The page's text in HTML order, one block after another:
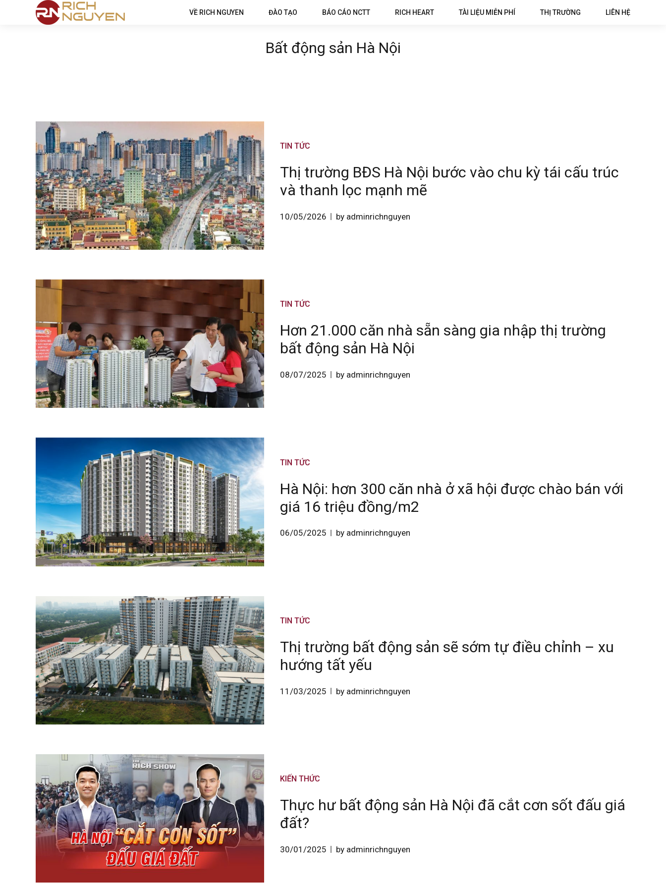
VỀ RICH NGUYEN ĐÀO TẠO BÁO CÁO NCTT RICH HEART TÀI LIỆU MIỄN PHÍ THỊ TRƯỜNG LIÊN HỆ
Bất động sản Hà Nội
TIN TỨC
Thị trường BĐS Hà Nội bước vào chu kỳ tái cấu trúc
và thanh lọc mạnh mẽ
10/05/2026 by adminrichnguyen
TIN TỨC
Hơn 21.000 căn nhà sẵn sàng gia nhập thị trường
bất động sản Hà Nội
08/07/2025 by adminrichnguyen
TIN TỨC
Hà Nội: hơn 300 căn nhà ở xã hội được chào bán với
giá 16 triệu đồng/m2
06/05/2025 by adminrichnguyen
TIN TỨC
Thị trường bất động sản sẽ sớm tự điều chỉnh – xu
hướng tất yếu
11/03/2025 by adminrichnguyen
KIẾN THỨC
Thực hư bất động sản Hà Nội đã cắt cơn sốt đấu giá
đất?
30/01/2025 by adminrichnguyen